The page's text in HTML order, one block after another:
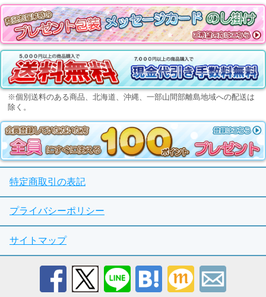
※個別送料のある商品、北海道、沖縄、一部山間部離島地域への配送は
除く。
特定商取引の表記
プライバシーポリシー
サイトマップ